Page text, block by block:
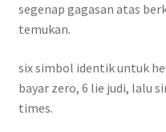
segenap gagasan atas
temukan.
six simbol identik untuk
bayar zero, 6 lie judi, lalu
times.